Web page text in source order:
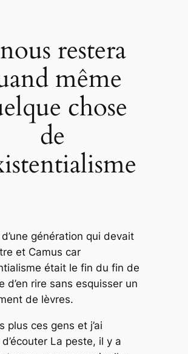
restera
même
chose
de
génération qui devait
et Camus car
était le fin du fin de
d’en rire sans esquisser un
de lèvres.
plus ces gens et j’ai
La peste, il y a